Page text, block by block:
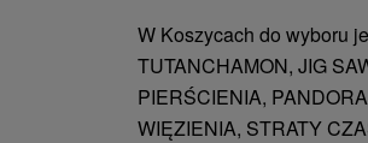
W Koszycach do wyboru
TUTANCHAMON, JIG
PIERŚCIENIA,
WIĘZIENIA, STRATY